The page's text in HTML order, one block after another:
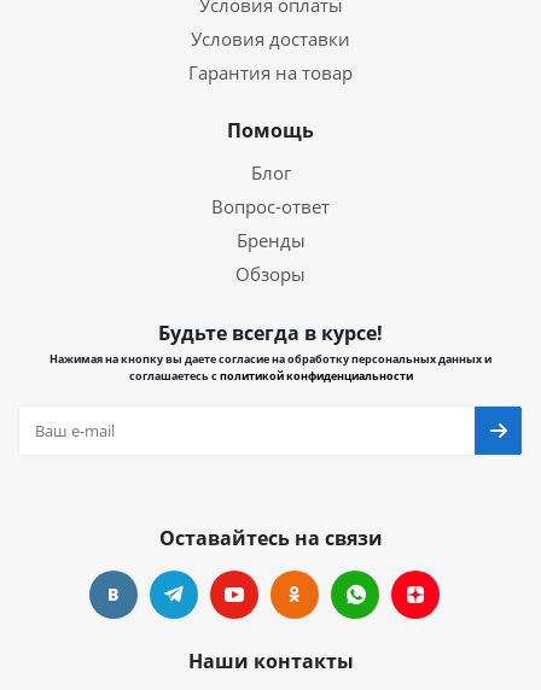
Условия оплаты
Условия доставки
Гарантия на товар
Помощь
Блог
Вопрос-ответ
Бренды
Обзоры
Будьте всегда в курсе!
Нажимая на кнопку вы даете согласие на обработку персональных данных и
соглашаетесь сполитикой конфиденциальности
Оставайтесь на связи
Наши контакты